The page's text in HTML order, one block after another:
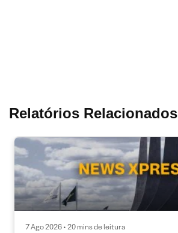
Relatórios Relacionados
7 Ago 2026 • 20 mins de leitura